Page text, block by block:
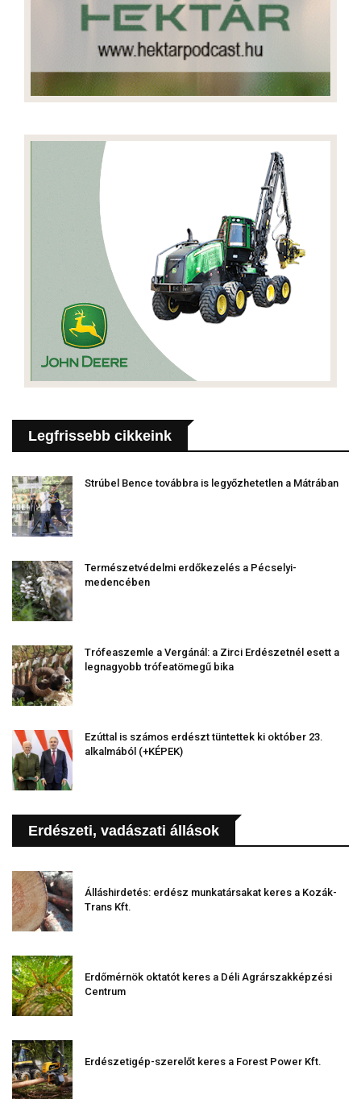
Legfrissebb cikkeink
Strúbel Bence továbbra is legyőzhetetlen a Mátrában
Természetvédelmi erdőkezelés a Pécselyi-
medencében
Trófeaszemle a Vergánál: a Zirci Erdészetnél esett a
legnagyobb trófeatömegű bika
Ezúttal is számos erdészt tüntettek ki október 23.
alkalmából (+KÉPEK)
Erdészeti, vadászati állások
Álláshirdetés: erdész munkatársakat keres a Kozák-
Trans Kft.
Erdőmérnök oktatót keres a Déli Agrárszakképzési
Centrum
Erdészetigép-szerelőt keres a Forest Power Kft.